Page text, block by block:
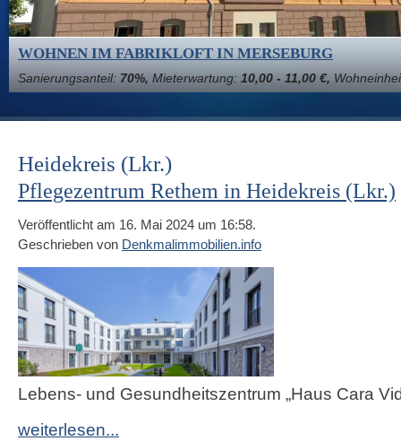
WOHNEN IM FABRIKLOFT IN MERSEBURG
Sanierungsanteil: 70%, Mieterwartung: 10,00 - 11,00 €,
Heidekreis (Lkr.)
Pflegezentrum Rethem in Heidekreis (Lkr.)
Veröffentlicht am 16. Mai 2024 um 16:58.
Geschrieben von Denkmalimmobilien.info
Lebens- und Gesundheitszentrum „Haus Cara
weiterlesen...